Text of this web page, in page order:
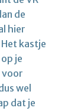
de
hier
kastje
je
voor
wel
dat je